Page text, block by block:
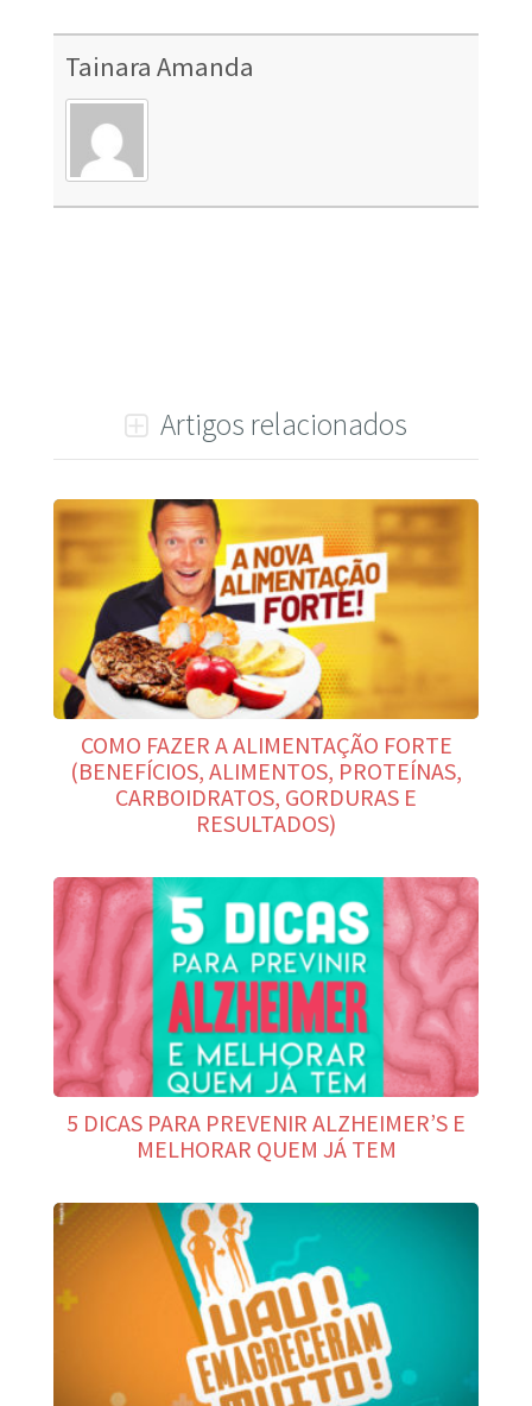
Tainara Amanda
Artigos relacionados
COMO FAZER A ALIMENTAÇÃO FORTE
(BENEFÍCIOS, ALIMENTOS, PROTEÍNAS,
CARBOIDRATOS, GORDURAS E
RESULTADOS)
5 DICAS PARA PREVENIR ALZHEIMER’S E
MELHORAR QUEM JÁ TEM